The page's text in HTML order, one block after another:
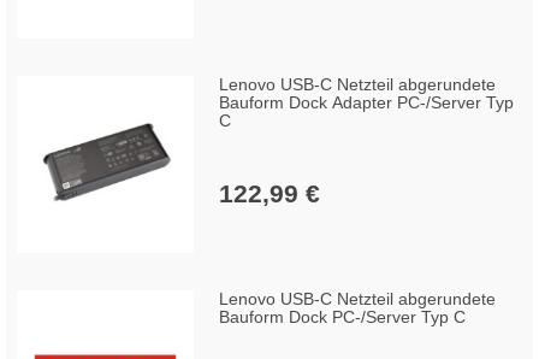
Lenovo USB-C Netzteil abgerundete
Bauform Dock Adapter PC-/Server Typ
C
122,99 €
Lenovo USB-C Netzteil abgerundete
Bauform Dock PC-/Server Typ C